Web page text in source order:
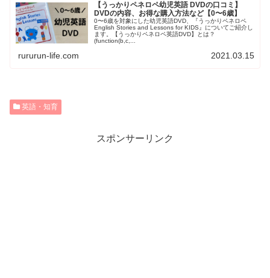
【うっかりペネロペ幼児英語 DVDの口コミ】
DVDの内容、お得な購入方法など【0〜6歳】
0〜6歳を対象にした幼児英語DVD、『うっかりペネロペ
English Stories and Lessons for KIDS』についてご紹介し
ます。【うっかりペネロペ英語DVD】とは？
(function(b,c,...
rururun-life.com 2021.03.15
英語・知育
スポンサーリンク